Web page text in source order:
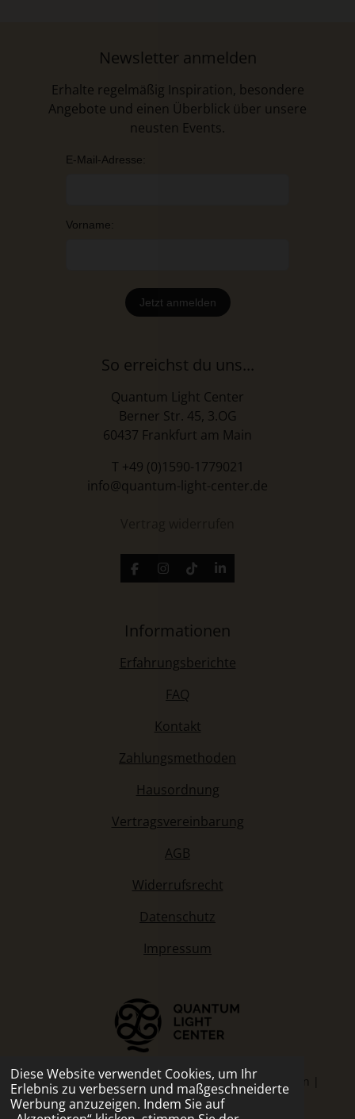
Diese Website verwendet Cookies, um Ihr
Erlebnis zu verbessern und maßgeschneiderte
Werbung anzuzeigen. Indem Sie auf
Newsletter anmelden
Erhalte regelmäßig Inspiration, besondere
Angebote und einen Überblick über unsere
neusten Events.
E-Mail-Adresse:
Vorname:
So erreichst du uns...
Quantum Light Center
Berner Str. 45, 3.OG
60437 Frankfurt am Main
T +49 (0)1590-1779021
info@quantum-light-center.de
F
a
b
o
k
I
n
g
a
m
T
i
o
k
L
i
d
n
Informationen
Erfahrungsberichte
FAQ
Kontakt
Zahlungsmethoden
Hausordnung
Vertragsvereinbarung
AGB
Widerrufsrecht
Datenschutz
Impressum
© 2026 Auftanken Frankfurt – Energie & Regeneration |
Quantum Light Center | Erstellt durch